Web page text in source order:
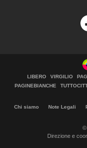
LIBERO VIRGILIO
PAGINEBIANCHE
Chi siamo Note Legali
©
Direzione e